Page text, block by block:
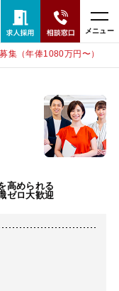
メニュー
集（年俸1080万円〜）
高められる
ゼロ大歓迎
応
受付中